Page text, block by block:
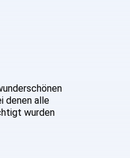
denen alle
wurden